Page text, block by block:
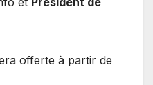
offerte à partir de